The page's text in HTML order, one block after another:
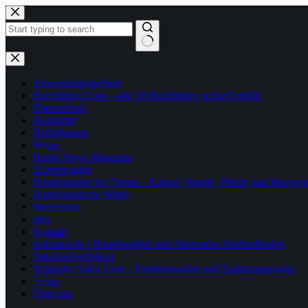
Zum
Inhalt
springen
Keine
Ergebnisse
Anwendungsgebiete
Bachblüten Liste – alle 38 Bachblüten schnell erklärt
Datenschutz
Heilmittel
Heilpflanzen
Home
Home News Magazine
Homöopathie
Homöopathie bei Tieren – Katzen, Hunde, Pferde und
Homöopatische Mittel
Impressum
Info
Kontakt
naturatus.de | Homöopathie und Alternative Heilmethoden
Naturheilverfahren
Schüssler Salze Liste – Funktionssalze und Ergänzungssalze
Seiten
Über uns